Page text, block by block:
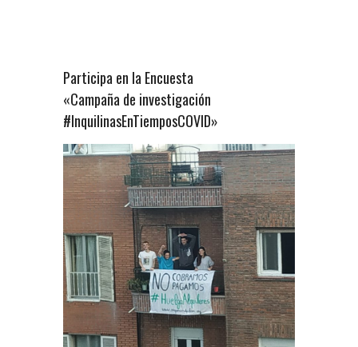
Participa en la Encuesta
«Campaña de investigación
#InquilinasEnTiemposCOVID»